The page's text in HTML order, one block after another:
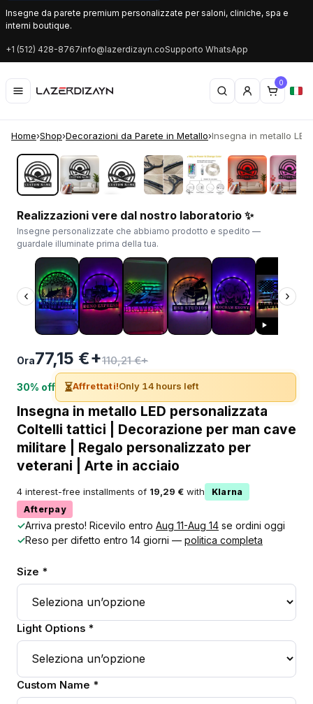
Insegne da parete premium personalizzate per saloni, cliniche, spa e
interni boutique.
+1 (512) 428-8767info@lazerdizayn.coSupporto WhatsApp
0
Home›Shop›Decorazioni da Parete in Metallo›Insegna in metallo
‹ ›
Realizzazioni vere dal nostro laboratorio ✨
Insegne personalizzate che abbiamo prodotto e spedito —
guardale illuminate prima della tua.
‹ ›
Ora77,15 €+110,21 €+
30% off ⏳Affrettati!Only 14 hours left
Insegna in metallo LED personalizzata
Coltelli tattici | Decorazione per man cave
militare | Regalo personalizzato per
veterani | Arte in acciaio
4 interest-free installments of 19,29 € with
Klarna
Afterpay
✓Arriva presto! Ricevilo entro Aug 11-Aug 14 se ordini oggi
✓Reso per difetto entro 14 giorni — politica completa
Size *
Light Options *
Custom Name *